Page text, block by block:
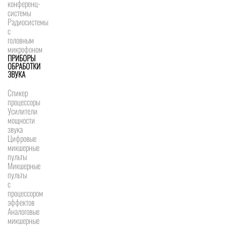
конференц-
системы
Радиосистемы
с
головным
микрофоном
ПРИБОРЫ
ОБРАБОТКИ
ЗВУКА
Спикер
процессоры
Усилители
мощности
звука
Цифровые
микшерные
пульты
Микшерные
пульты
с
процессором
эффектов
Аналоговые
микшерные